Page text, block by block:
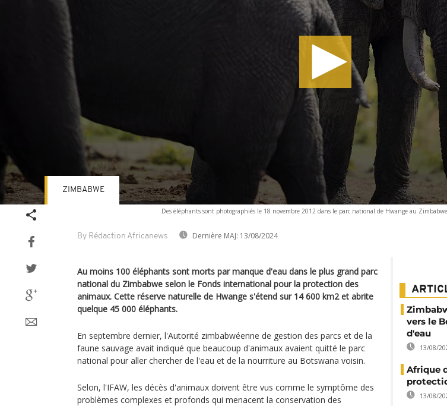
Des éléphants sont photographiés le 18 novembre 2012 dans le parc national de Hwange au
By Rédaction Africanews Dernière MAJ: 13/08/2024
ZIMBABWE
Au moins 100 éléphants sont morts par manque d'eau dans le plus grand parc
national du Zimbabwe selon le Fonds international pour la protection des
animaux. Cette réserve naturelle de Hwange s'étend sur 14 600 km2 et abrite
quelque 45 000 éléphants.
En septembre dernier, l'Autorité zimbabwéenne de gestion des parcs et de la
faune sauvage avait indiqué que beaucoup d'animaux avaient quitté le parc
national pour aller chercher de l'eau et de la nourriture au Botswana voisin.
Selon, l'IFAW, les décès d'animaux doivent être vus comme le symptôme des
problèmes complexes et profonds qui menacent la conservation des
vers le
d'eau
13/08/
Afrique
13/08/